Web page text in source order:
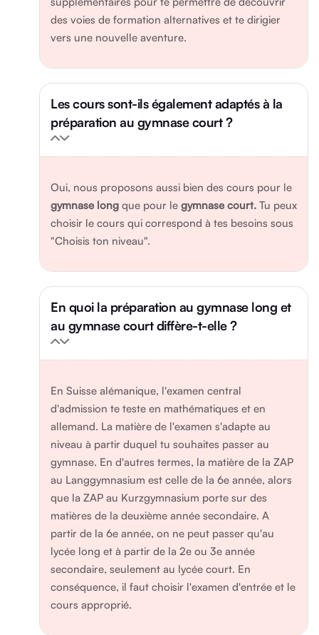
des voies de formation alternatives et te dirigier
vers une nouvelle aventure.
Les cours sont-ils également adaptés à la
préparation au gymnase court ?
Oui, nous proposons aussi bien des cours pour le
gymnase long que pour le gymnase court. Tu peux
choisir le cours qui correspond à tes besoins sous
"Choisis ton niveau".
En quoi la préparation au gymnase long et
au gymnase court diffère-t-elle ?
En Suisse alémanique, l'examen central
d'admission te teste en mathématiques et en
allemand. La matière de l'examen s'adapte au
niveau à partir duquel tu souhaites passer au
gymnase. En d'autres termes, la matière de la ZAP
au Langgymnasium est celle de la 6e année, alors
que la ZAP au Kurzgymnasium porte sur des
matières de la deuxième année secondaire. A
partir de la 6e année, on ne peut passer qu'au
lycée long et à partir de la 2e ou 3e année
secondaire, seulement au lycée court. En
conséquence, il faut choisir l'examen d'entrée et le
cours approprié.